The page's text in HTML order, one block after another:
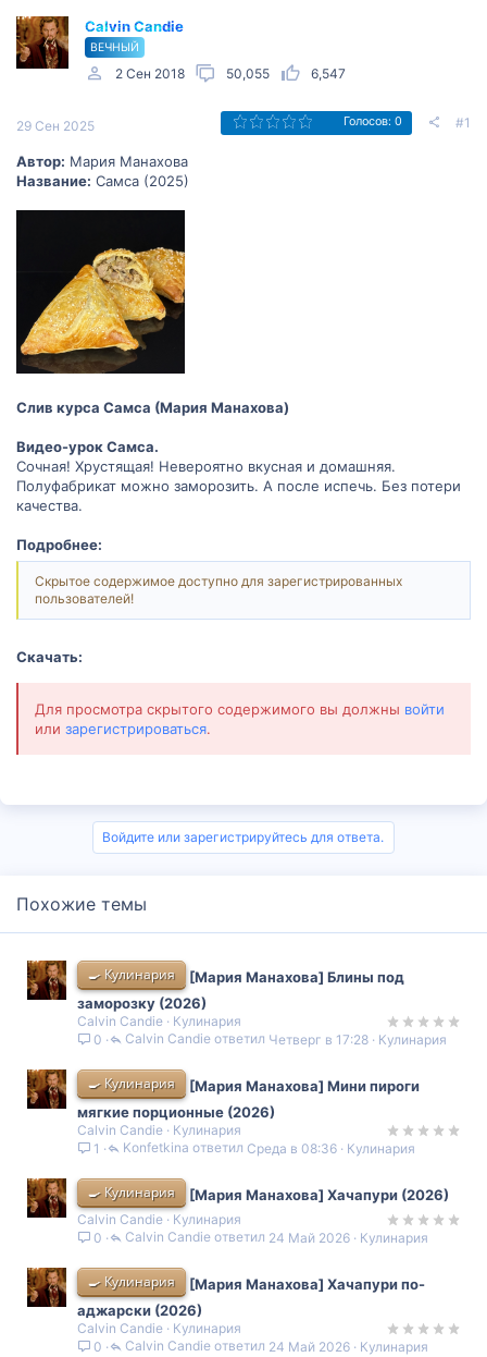
Calvin Candie
ВЕЧНЫЙ
2 Сен 2018 50,055 6,547
29 Сен 2025 Голосов: 0 #1
Автор: Мария Манахова
Название: Самса (2025)
Слив курса Самса (Мария Манахова)
Видео-урок Самса.
Сочная! Хрустящая! Невероятно вкусная и домашняя.
Полуфабрикат можно заморозить. А после испечь. Без потери
качества.
Подробнее:
Скрытое содержимое доступно для зарегистрированных
пользователей!
Скачать:
Для просмотра скрытого содержимого вы должны войти
или зарегистрироваться.
Войдите или зарегистрируйтесь для ответа.
Похожие темы
🍳 Кулинария
[Мария Манахова] Блины под
заморозку (2026)
Calvin Candie
Кулинария
0
Кулинария
Четверг в 17:28
Calvin Candie
🍳 Кулинария
[Мария Манахова] Мини пироги
мягкие порционные (2026)
Calvin Candie
Кулинария
1
Кулинария
Среда в 08:36
Konfetkina
🍳 Кулинария [Мария Манахова] Хачапури (2026)
Calvin Candie
Кулинария
0
Кулинария
24 Май 2026
Calvin Candie
🍳 Кулинария
[Мария Манахова] Хачапури по-
аджарски (2026)
Calvin Candie
Кулинария
0
Кулинария
24 Май 2026
Calvin Candie